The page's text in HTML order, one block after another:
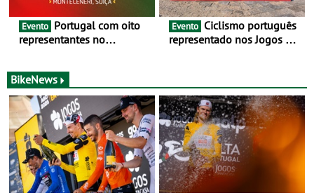
Evento
representantes no
de agosto, em
Monteceneri, na Suíça
Evento
representado nos Jogos do
BikeNews